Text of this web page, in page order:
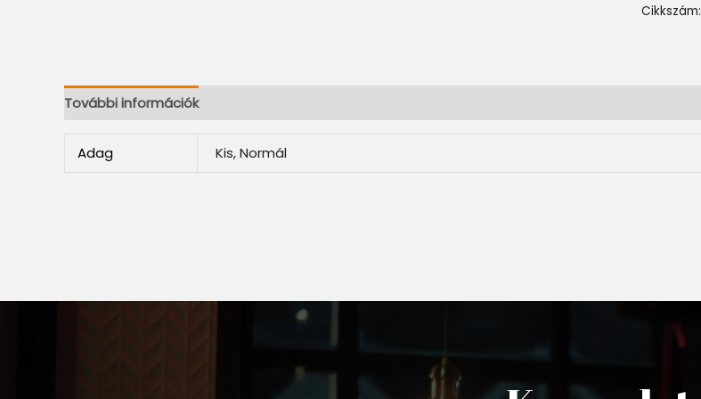
Cikkszám:
További információk
Adag Kis, Normál